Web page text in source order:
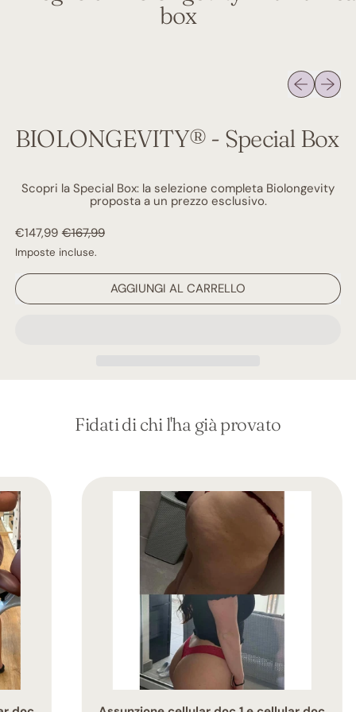
box
BIOLONGEVITY® - Special Box
Scopri la Special Box: la selezione completa Biolongevity
proposta a un prezzo esclusivo.
Prezzo normale
€147,99 Prezzo di vendita
€167,99
Imposte incluse.
AGGIUNGI AL CARRELLO
Fidati di chi l'ha già provato